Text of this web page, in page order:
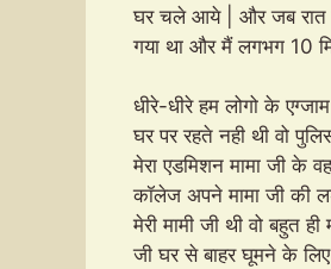
घर चले आये | और जब रात
गया था और मैं लगभग 10
धीरे-धीरे हम लोगो के
घर पर रहते नही थी वो
मेरा एडमिशन मामा जी के
कॉलेज अपने मामा जी की
मेरी मामी जी थी वो बहुत
जी घर से बाहर घूमने के